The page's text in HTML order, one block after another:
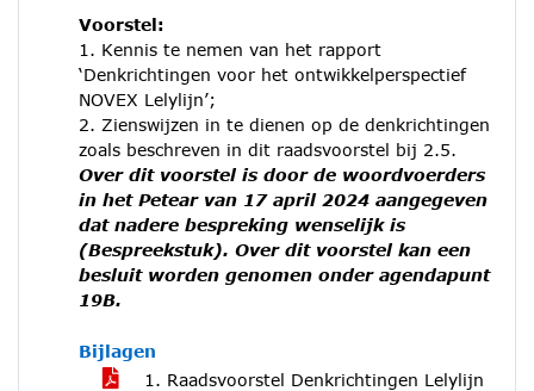
Voorstel:
1. Kennis te nemen van het rapport
‘Denkrichtingen voor het ontwikkelperspectief
NOVEX Lelylijn’;
2. Zienswijzen in te dienen op de denkrichtingen
zoals beschreven in dit raadsvoorstel bij 2.5.
Over dit voorstel is door de woordvoerders
in het Petear van 17 april 2024 aangegeven
dat nadere bespreking wenselijk is
(Bespreekstuk). Over dit voorstel kan een
besluit worden genomen onder agendapunt
19B.
Bijlagen
1. Raadsvoorstel Denkrichtingen Lelylijn